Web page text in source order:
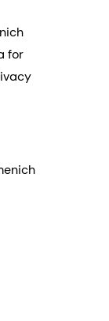
for